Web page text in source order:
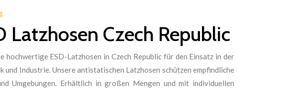
Latzhosen Czech Republic
hochwertige ESD-Latzhosen in Czech Republic für den Einsatz in der
und Industrie. Unsere antistatischen Latzhosen schützen empfindliche
Umgebungen. Erhältlich in großen Mengen und mit individuellen